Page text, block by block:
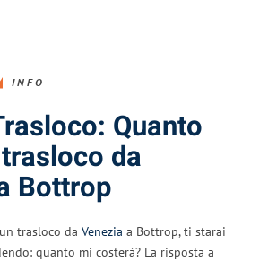
INFO
Quanto
da
Bottrop
trasloco da Venezia a Bottrop, ti starai
quanto mi costerà? La risposta a